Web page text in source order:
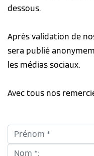
dessous.
Après validation de
sera publié
les médias sociaux.
Avec tous nos
Prénom *:
Nom *: